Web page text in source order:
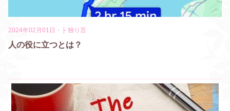
2024年02月01日 ・ ├ 独り言
人の役に立つとは？